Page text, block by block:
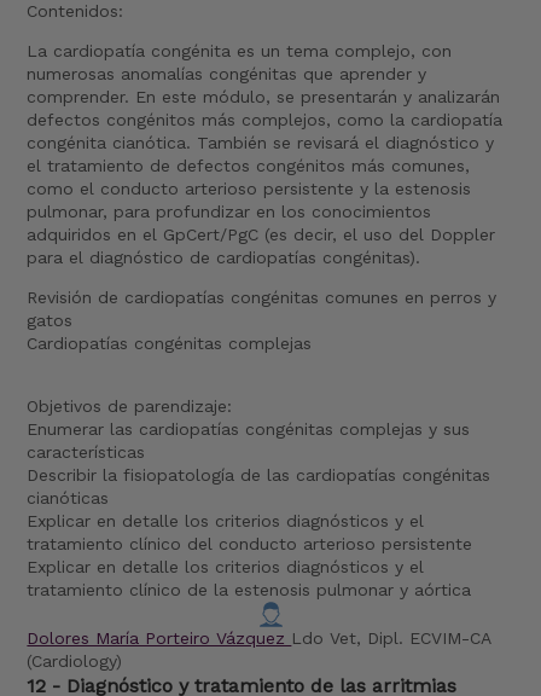
Contenidos:
La cardiopatía congénita es un tema complejo, con
numerosas anomalías congénitas que aprender y
comprender. En este módulo, se presentarán y analizarán
defectos congénitos más complejos, como la cardiopatía
congénita cianótica. También se revisará el diagnóstico y
el tratamiento de defectos congénitos más comunes,
como el conducto arterioso persistente y la estenosis
pulmonar, para profundizar en los conocimientos
adquiridos en el GpCert/PgC (es decir, el uso del Doppler
para el diagnóstico de cardiopatías congénitas).
Revisión de cardiopatías congénitas comunes en perros y
gatos
Cardiopatías congénitas complejas
Objetivos de parendizaje:
Enumerar las cardiopatías congénitas complejas y sus
características
Describir la fisiopatología de las cardiopatías congénitas
cianóticas
Explicar en detalle los criterios diagnósticos y el
tratamiento clínico del conducto arterioso persistente
Explicar en detalle los criterios diagnósticos y el
tratamiento clínico de la estenosis pulmonar y aórtica
Dolores María Porteiro Vázquez Ldo Vet, Dipl. ECVIM-CA
(Cardiology)
12 - Diagnóstico y tratamiento de las arritmias